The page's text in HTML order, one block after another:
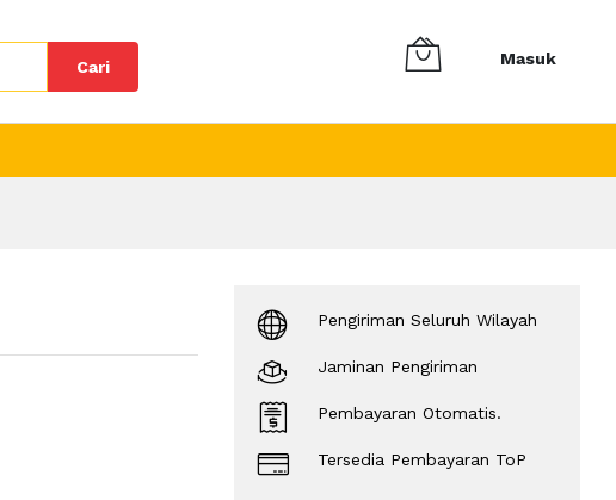
Cari Masuk
Pengiriman Seluruh Wilayah
Jaminan Pengiriman
Pembayaran Otomatis.
Tersedia Pembayaran ToP